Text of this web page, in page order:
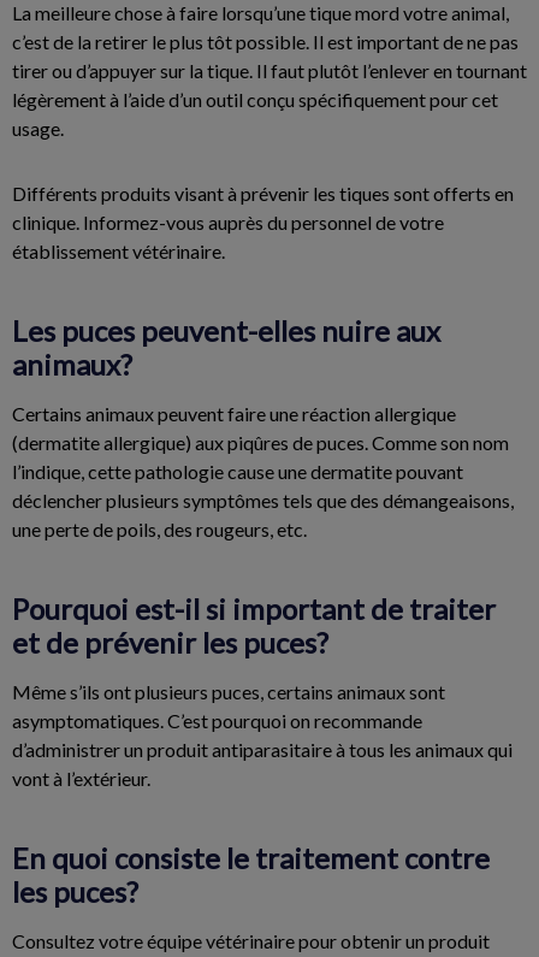
La meilleure chose à faire lorsqu’une tique mord votre animal,
c’est de la retirer le plus tôt possible. Il est important de ne pas
tirer ou d’appuyer sur la tique. Il faut plutôt l’enlever en tournant
légèrement à l’aide d’un outil conçu spécifiquement pour cet
usage.
Différents produits visant à prévenir les tiques sont offerts en
clinique. Informez-vous auprès du personnel de votre
établissement vétérinaire.
Les puces peuvent-elles nuire aux
animaux?
Certains animaux peuvent faire une réaction allergique
(dermatite allergique) aux piqûres de puces. Comme son nom
l’indique, cette pathologie cause une dermatite pouvant
déclencher plusieurs symptômes tels que des démangeaisons,
une perte de poils, des rougeurs, etc.
Pourquoi est-il si important de traiter
et de prévenir les puces?
Même s’ils ont plusieurs puces, certains animaux sont
asymptomatiques. C’est pourquoi on recommande
d’administrer un produit antiparasitaire à tous les animaux qui
vont à l’extérieur.
En quoi consiste le traitement contre
les puces?
Consultez votre équipe vétérinaire pour obtenir un produit